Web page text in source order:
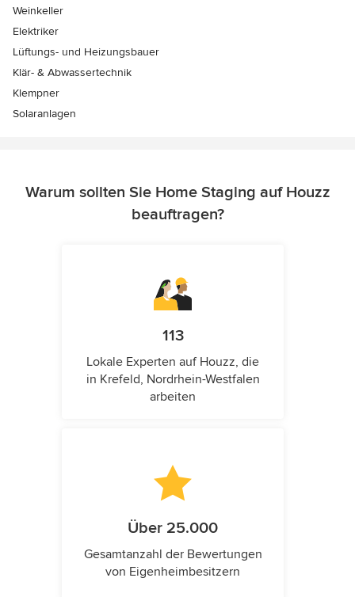
Weinkeller
Elektriker
Lüftungs- und Heizungsbauer
Klär- & Abwassertechnik
Klempner
Solaranlagen
Warum sollten Sie Home Staging auf Houzz
beauftragen?
113
Lokale Experten auf Houzz, die
in Krefeld, Nordrhein-Westfalen
arbeiten
Über 25.000
Gesamtanzahl der Bewertungen
von Eigenheimbesitzern